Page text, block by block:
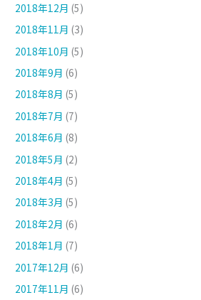
2018年12月 (5)
2018年11月 (3)
2018年10月 (5)
2018年9月 (6)
2018年8月 (5)
2018年7月 (7)
2018年6月 (8)
2018年5月 (2)
2018年4月 (5)
2018年3月 (5)
2018年2月 (6)
2018年1月 (7)
2017年12月 (6)
2017年11月 (6)